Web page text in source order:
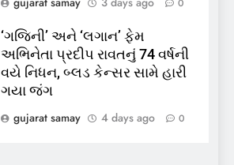
0
‘ગજિની’ અને ‘લગાન’ ફેમ
અભિનેતા પ્રદીપ રાવતનું 74 વર્ષની
વયે નિધન, બ્લડ કેન્સર સામે હારી
ગયા જંગ
gujarat samay
4 days ago 0
પોલ ખોલી, મૂક્યો પ્રતિબંધ
સમાજવાદી પાર્ટીએ અયોધ્યા
બેઠક પરથી પવન પાંડેને 2027
માટે બનાવાયા ઉમેદવાર
INDIA TOP NEWS